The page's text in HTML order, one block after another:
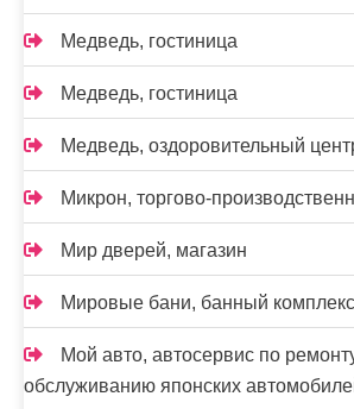
Медведь, гостиница
Медведь, гостиница
Медведь, оздоровительный
Микрон, торгово-
Мир дверей, магазин
Мировые бани, банный комплекс
Мой авто, автосервис по
обслуживанию японских